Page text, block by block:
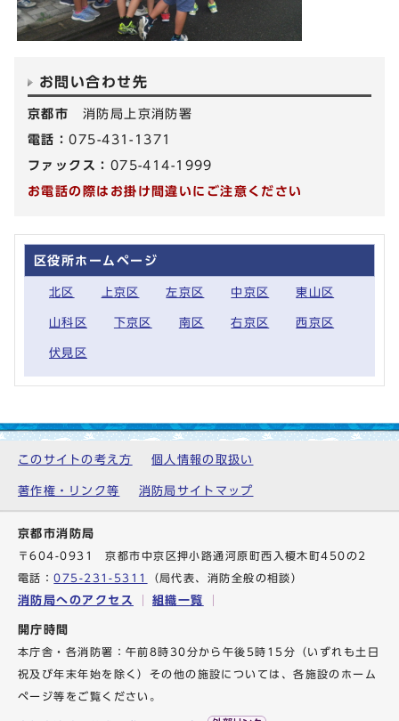
お問い合わせ先
京都市 消防局上京消防署
電話：075-431-1371
ファックス： 075-414-1999
お電話の際はお掛け間違いにご注意ください
区役所ホームページ
北区 上京区 左京区 中京区 東山区
山科区 下京区 南区 右京区 西京区
伏見区
このサイトの考え方 個人情報の取扱い
著作権・リンク等 消防局サイトマップ
京都市消防局
〒604-0931 京都市中京区押小路通河原町西入榎木町450の2
電話：075-231-5311 （局代表、消防全般の相談）
消防局へのアクセス 組織一覧
開庁時間
本庁舎・各消防署：午前8時30分から午後5時15分（いずれも土日
祝及び年末年始を除く）その他の施設については、各施設のホーム
ページ等をご覧ください。